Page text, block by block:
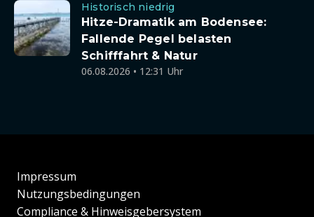
Historisch niedrig
Hitze-Dramatik am Bodensee:
Fallende Pegel belasten
Schifffahrt & Natur
06.08.2026 • 12:31 Uhr
Impressum
Nutzungsbedingungen
Compliance & Hinweisgebersystem